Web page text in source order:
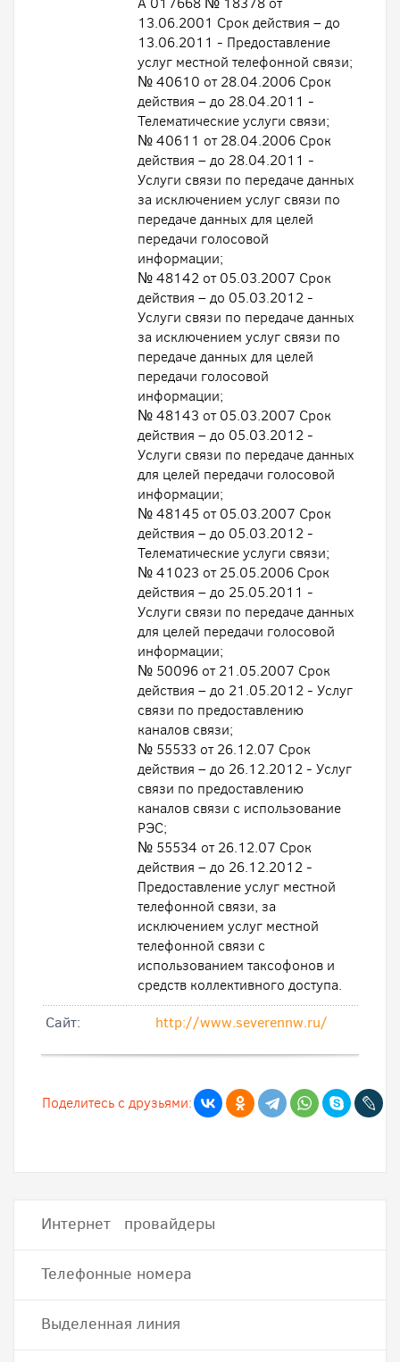
13.06.2001 Срок действия – до
13.06.2011 - Предоставление
услуг местной телефонной связи;
№ 40610 от 28.04.2006 Срок
действия – до 28.04.2011 -
Телематические услуги связи;
№ 40611 от 28.04.2006 Срок
действия – до 28.04.2011 -
Услуги связи по передаче данных
за исключением услуг связи по
передаче данных для целей
передачи голосовой
информации;
№ 48142 от 05.03.2007 Срок
действия – до 05.03.2012 -
Услуги связи по передаче данных
за исключением услуг связи по
передаче данных для целей
передачи голосовой
информации;
№ 48143 от 05.03.2007 Срок
действия – до 05.03.2012 -
Услуги связи по передаче данных
для целей передачи голосовой
информации;
№ 48145 от 05.03.2007 Срок
действия – до 05.03.2012 -
Телематические услуги связи;
№ 41023 от 25.05.2006 Срок
действия – до 25.05.2011 -
Услуги связи по передаче данных
для целей передачи голосовой
информации;
№ 50096 от 21.05.2007 Срок
действия – до 21.05.2012 - Услуг
связи по предоставлению
каналов связи;
№ 55533 от 26.12.07 Срок
действия – до 26.12.2012 - Услуг
связи по предоставлению
каналов связи с использование
РЭС;
№ 55534 от 26.12.07 Срок
действия – до 26.12.2012 -
Предоставление услуг местной
телефонной связи, за
исключением услуг местной
телефонной связи с
использованием таксофонов и
средств коллективного доступа.
Cайт:
http://www.severennw.ru/
Поделитесь с друзьями:
Интернет провайдеры
Телефонные номера
Выделенная линия